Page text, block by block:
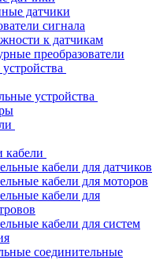
датчики
сигнала
к датчикам
преобразователи
устройства
кабели
кабели для датчиков
кабели для моторов
кабели для
кабели для систем
соединительные